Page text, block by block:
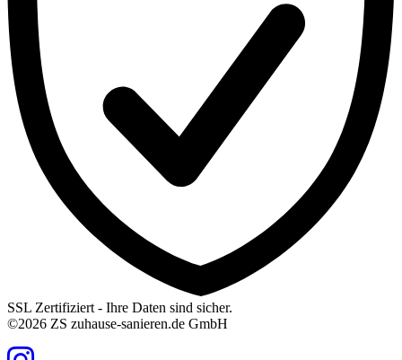
SSL Zertifiziert - Ihre Daten sind sicher.
©2026 ZS zuhause-sanieren.de GmbH
Kundenbewertungen und Erfahrungen zu
hamburg-sanieren.de
100
%
Empfehlungen auf
ProvenExpert.com
4,96
/
5,00